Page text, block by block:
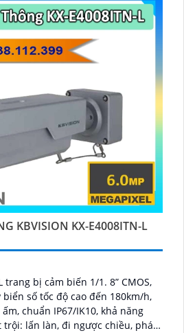
KBVISION KX-E4008ITN-L
trang bị cảm biến 1/1. 8” CMOS,
số tốc độ cao đến 180km/h,
chuẩn IP67/IK10, khả năng
lấn làn, đi ngược chiều, phát